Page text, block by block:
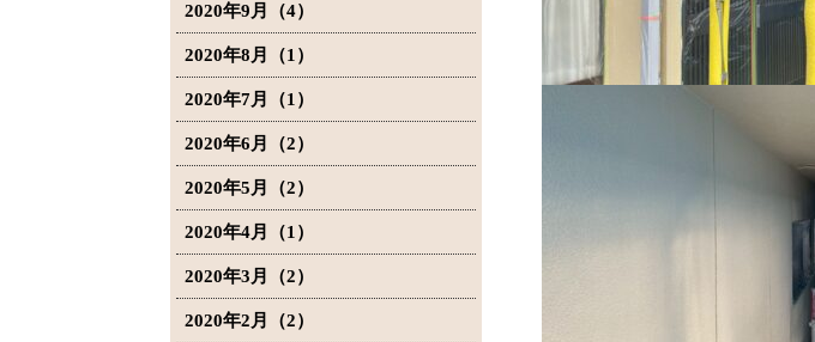
2020年9月（4）
2020年8月（1）
2020年7月（1）
2020年6月（2）
2020年5月（2）
2020年4月（1）
2020年3月（2）
2020年2月（2）